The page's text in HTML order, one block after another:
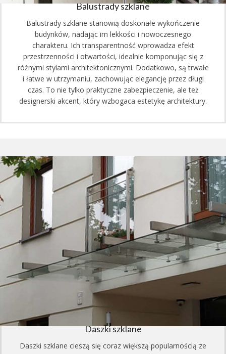
Balustrady szklane
Balustrady szklane stanowią doskonałe wykończenie
budynków, nadając im lekkości i nowoczesnego
charakteru. Ich transparentność wprowadza efekt
przestrzenności i otwartości, idealnie komponując się z
różnymi stylami architektonicznymi. Dodatkowo, są trwałe
i łatwe w utrzymaniu, zachowując elegancję przez długi
czas. To nie tylko praktyczne zabezpieczenie, ale też
designerski akcent, który wzbogaca estetykę architektury.
Daszki szklane
Daszki szklane cieszą się coraz większą popularnością ze